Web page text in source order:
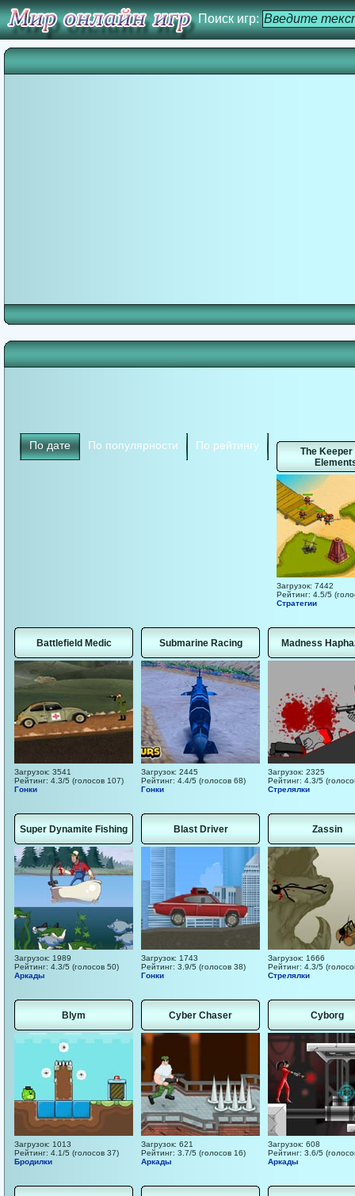
Поиск игр:
По дате По популярности По рейтингу
The Keeper
Загрузок: 7442
Рейтинг: 4.5/5
Стратегии
Battlefield Medic
Загрузок: 3541
Рейтинг: 4.3/5 (голосов 107)
Гонки
Submarine Racing
Загрузок: 2445
Рейтинг: 4.4/5 (голосов 68)
Гонки
Madness
Загрузок: 2325
Рейтинг: 4.3/5
Стрелялки
Super Dynamite Fishing
Загрузок: 1989
Рейтинг: 4.3/5 (голосов 50)
Аркады
Blast Driver
Загрузок: 1743
Рейтинг: 3.9/5 (голосов 38)
Гонки
Zassin
Загрузок: 1666
Рейтинг: 4.3/5
Стрелялки
Blym
Загрузок: 1013
Рейтинг: 4.1/5 (голосов 37)
Бродилки
Cyber Chaser
Загрузок: 621
Рейтинг: 3.7/5 (голосов 16)
Аркады
Cyborg
Загрузок: 608
Рейтинг: 3.6/5
Аркады